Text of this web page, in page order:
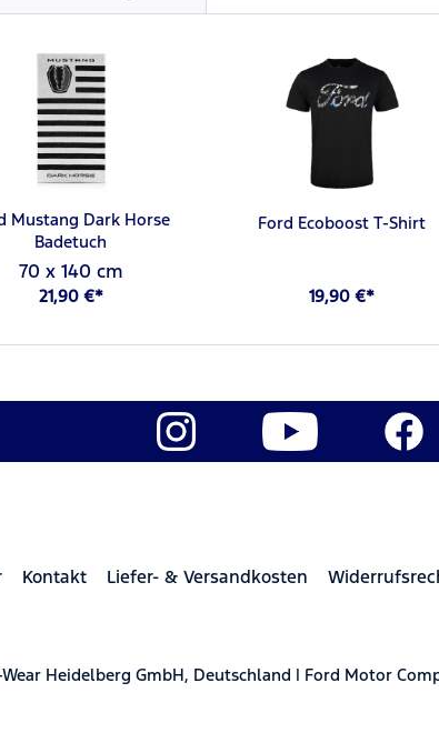
Mustang Dark Horse
Badetuch
70 x 140 cm
21,90 €*
Ford Ecoboost T-Shirt
19,90 €*
Kontakt Liefer- & Versandkosten
Heidelberg GmbH, Deutschland | Ford Motor